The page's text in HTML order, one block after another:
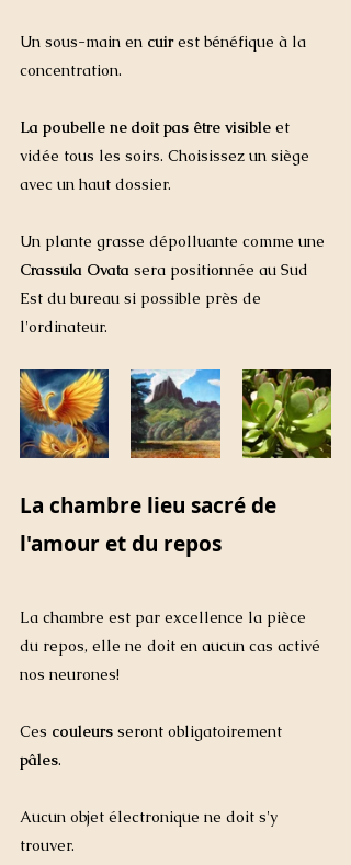
Un sous-main en cuir est bénéfique à la
concentration.
La poubelle ne doit pas être visible et
vidée tous les soirs. Choisissez un siège
avec un haut dossier.
Un plante grasse dépolluante comme une
Crassula Ovata sera positionnée au Sud
Est du bureau si possible près de
l'ordinateur.
La chambre lieu sacré de
l'amour et du repos
La chambre est par excellence la pièce
du repos, elle ne doit en aucun cas activé
nos neurones!
Ces couleurs seront obligatoirement
pâles.
Aucun objet électronique ne doit s'y
trouver.